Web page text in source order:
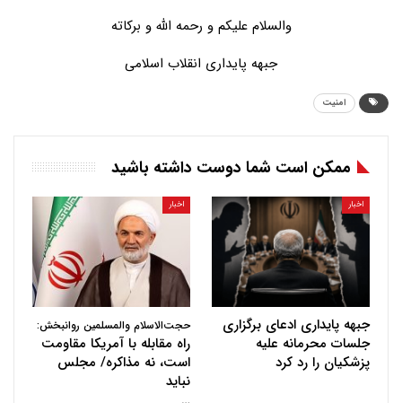
والسلام علیکم و رحمه الله و برکاته
جبهه پایداری انقلاب اسلامی
امنیت
ممکن است شما دوست داشته باشید
اخبار
جبهه پایداری ادعای برگزاری
جلسات محرمانه علیه
پزشکیان را رد کرد
اخبار
حجت‌الاسلام والمسلمین روانبخش:
راه مقابله با آمریکا مقاومت
است، نه مذاکره/ مجلس
نباید